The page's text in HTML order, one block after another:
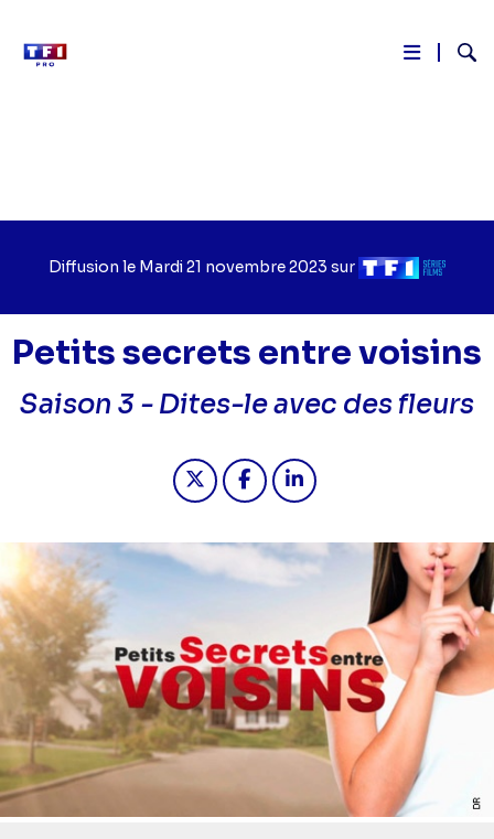
Diffusion le Jour
diffusion
Mardi 21 novembre 2023 sur Chaîne
diffusion
Petits secrets entre voisins
Saison 3 -Dites-le avec des fleurs
Partager "2023-11-21 11:15 -
Partager "2023-11-21 11:15